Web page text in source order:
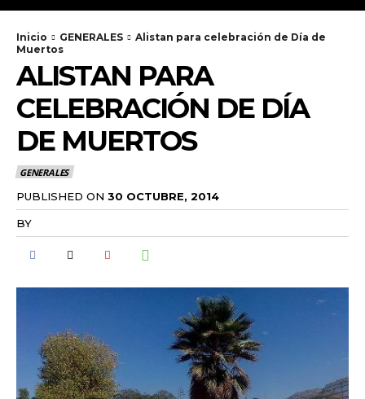
Inicio GENERALES
Alistan para celebración de Día de
Muertos
ALISTAN PARA
CELEBRACIÓN DE DÍA
DE MUERTOS
GENERALES
PUBLISHED ON 30 OCTUBRE, 2014
BY